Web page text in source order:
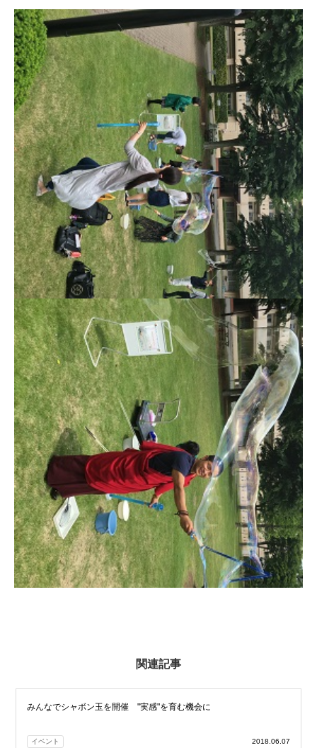
関連記事
みんなでシャボン玉を開催 "実感"を育む機会に
イベント 2018.06.07